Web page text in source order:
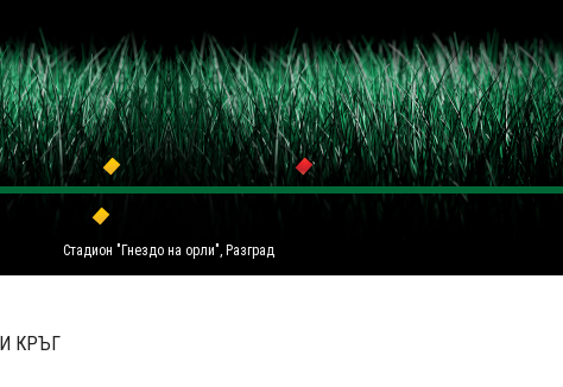
Стадион "Гнездо на орли", Разград
КРЪГ